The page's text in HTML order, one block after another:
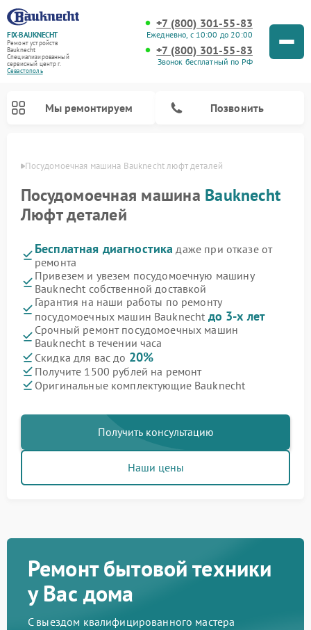
FIX-BAUKNECHT
Ремонт устройств
Bauknecht
Специализированный
cервисный центр г.
Севастополь
+7 (800) 301-55-83
Ежедневно, с 10:00 до 20:00
+7 (800) 301-55-83
Звонок бесплатный по РФ
Мы ремонтируем Позвонить
Посудомоечная машина Bauknecht люфт деталей
Посудомоечная машина Bauknecht
Люфт деталей
Бесплатная диагностика даже при отказе от
ремонта
Привезем и увезем посудомоечную машину
Bauknecht собственной доставкой
Гарантия на наши работы по ремонту
посудомоечных машин Bauknecht до 3-х лет
Срочный ремонт посудомоечных машин
Bauknecht в течении часа
Скидка для вас до 20%
Получите 1500 рублей на ремонт
Оригинальные комплектующие Bauknecht
Получить консультацию
Наши цены
Ремонт бытовой техники
у Вас дома
С выездом квалифицированного мастера